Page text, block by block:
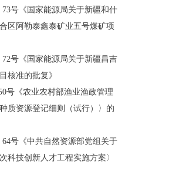
73号《国家能源局关于新疆和什
区阿勒泰鑫泰矿业五号煤矿项
72号《国家能源局关于新疆昌吉
核准的批复》
号《农业农村部渔业渔政管理
质资源登记细则（试行）〉的
64号《中共自然资源部党组关于
科技创新人才工程实施方案〉